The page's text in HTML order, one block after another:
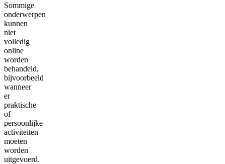
Sommige
onderwerpen
kunnen
niet
volledig
online
worden
behandeld,
bijvoorbeeld
wanneer
er
praktische
of
persoonlijke
activiteiten
moeten
worden
uitgevoerd.